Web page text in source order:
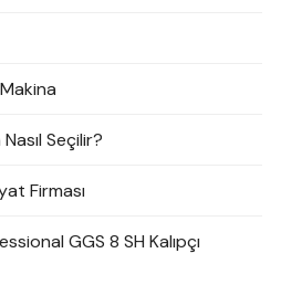
Seçilir?
Firması
GGS 8 SH Kalıpçı